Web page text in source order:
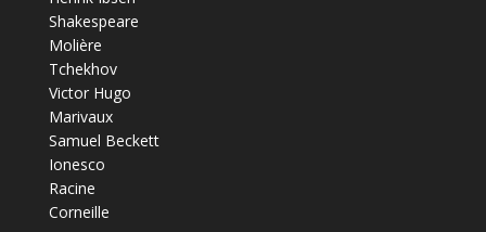
Shakespeare
Molière
Tchekhov
Victor Hugo
Marivaux
Samuel Beckett
Ionesco
Racine
Corneille